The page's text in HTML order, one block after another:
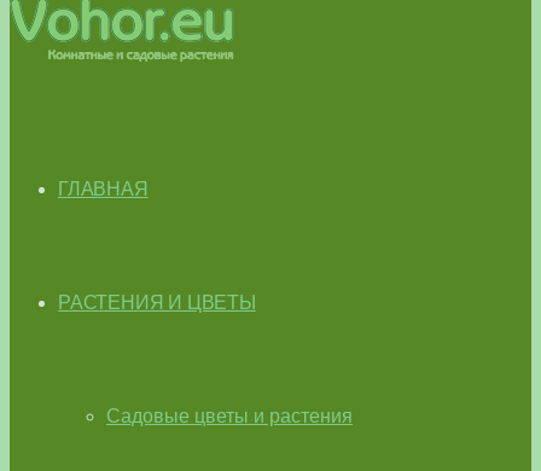
ГЛАВНАЯ
РАСТЕНИЯ И ЦВЕТЫ
Садовые цветы и растения